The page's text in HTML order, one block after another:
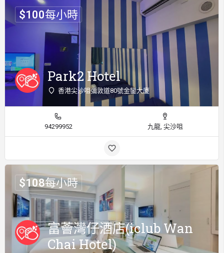
Park2 Hotel
香港尖沙咀彌敦道80號金鑾大廈
$100每小時
94299952 九龍, 尖沙咀
富薈灣仔酒店(iclub Wan
Chai Hotel)
$108每小時